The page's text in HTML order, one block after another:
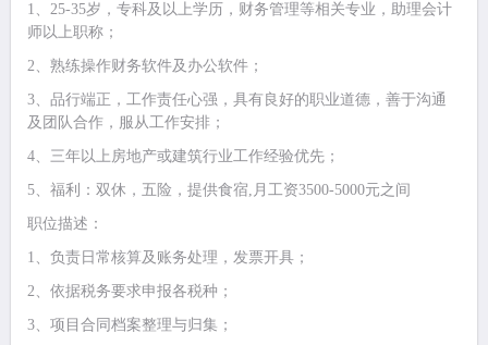
1、25-35岁，专科及以上学历，财务管理等相关专业，助理会计
师以上职称；
2、熟练操作财务软件及办公软件；
3、品行端正，工作责任心强，具有良好的职业道德，善于沟通
及团队合作，服从工作安排；
4、三年以上房地产或建筑行业工作经验优先；
5、福利：双休，五险，提供食宿,月工资3500-5000元之间
职位描述：
1、负责日常核算及账务处理，发票开具；
2、依据税务要求申报各税种；
3、项目合同档案整理与归集；